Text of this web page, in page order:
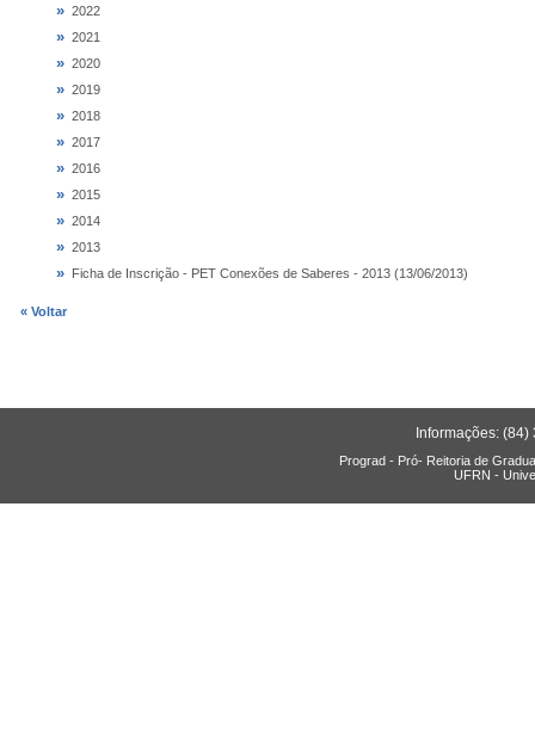
» 2022
» 2021
» 2020
» 2019
» 2018
» 2017
» 2016
» 2015
» 2014
» 2013
» Ficha de Inscrição - PET Conexões de Saberes - 2013 (13/06/2013)
« Voltar
Informações:
Prograd - Pró- Reitoria de
UFRN -